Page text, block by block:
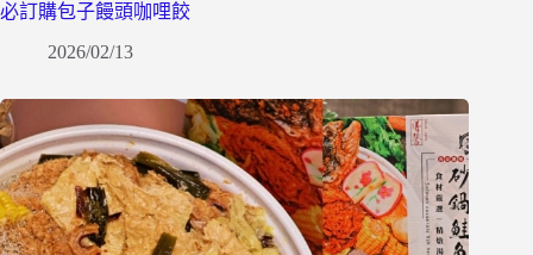
必訂購包子饅頭咖哩餃
2026/02/13